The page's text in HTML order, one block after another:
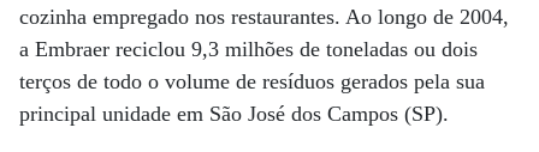
cozinha empregado nos restaurantes. Ao longo de 2004,
a Embraer reciclou 9,3 milhões de toneladas ou dois
terços de todo o volume de resíduos gerados pela sua
principal unidade em São José dos Campos (SP).